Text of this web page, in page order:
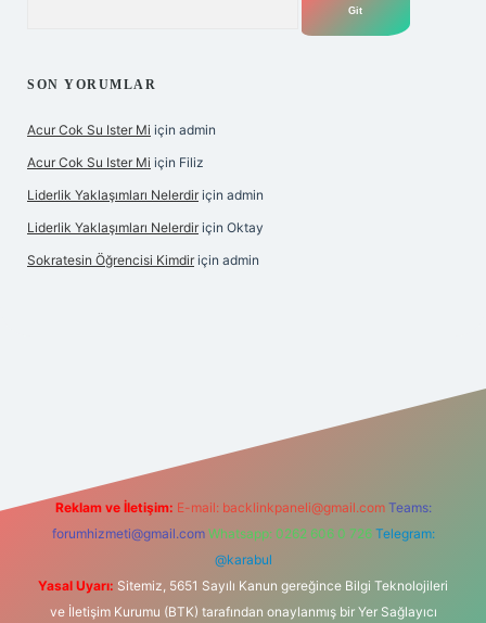
SON YORUMLAR
Acur Cok Su Ister Mi için admin
Acur Cok Su Ister Mi için Filiz
Liderlik Yaklaşımları Nelerdir için admin
Liderlik Yaklaşımları Nelerdir için Oktay
Sokratesin Öğrencisi Kimdir için admin
Reklam ve İletişim: E-mail: backlinkpaneli@gmail.com Teams:
forumhizmeti@gmail.com Whatsapp: 0262 606 0 726 Telegram:
@karabul
Yasal Uyarı: Sitemiz, 5651 Sayılı Kanun gereğince Bilgi Teknolojileri
ve İletişim Kurumu (BTK) tarafından onaylanmış bir Yer Sağlayıcı